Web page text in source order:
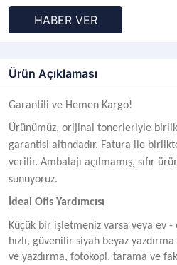
HABER VER
Ürün Açıklaması
Garantili ve Hemen Kargo!
Ürünümüz, orijinal tonerleriyle
garantisi altındadır. Fatura ile
verilir. Ambalajı açılmamış, sıfır
sunuyoruz.
İdeal Ofis Yardımcısı
Küçük bir işletmeniz varsa veya ev -
hızlı, güvenilir siyah beyaz
ve yazdırma, fotokopi, tarama ve